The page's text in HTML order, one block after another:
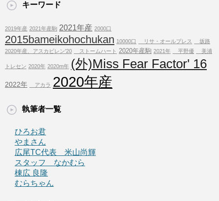
キーワード
2019年産 2021年産駒 2021年産 2000口
2015bameikohochukan 10000口 リサ・オールプレス
坂路
2020年産、アスカビレン'20
ストームハート 2020年産駒 2021年 平野優 美浦
トレセン 2020年 2020m年 (外)Miss Fear Factor' 16
2022年 アカラ 2020年産
執筆者一覧
ひろお君
やまさん
広尾TC代表 米山尚輝
スタッフ なかむら
棟広 良隆
むらちゃん